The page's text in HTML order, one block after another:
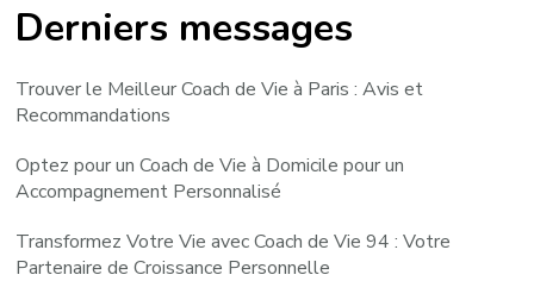
Derniers messages
Trouver le Meilleur Coach de Vie à Paris : Avis et
Recommandations
Optez pour un Coach de Vie à Domicile pour un
Accompagnement Personnalisé
Transformez Votre Vie avec Coach de Vie 94 : Votre
Partenaire de Croissance Personnelle